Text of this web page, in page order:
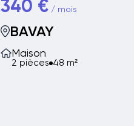
340 €/ mois
BAVAY
Maison
2 pièces 48 m²